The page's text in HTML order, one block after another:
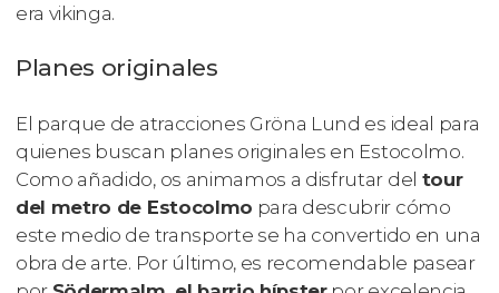
era vikinga.
Planes originales
El parque de atracciones Gröna Lund es ideal para
quienes buscan planes originales en Estocolmo.
Como añadido, os animamos a disfrutar del tour
del metro de Estocolmo para descubrir cómo
este medio de transporte se ha convertido en una
obra de arte. Por último, es recomendable pasear